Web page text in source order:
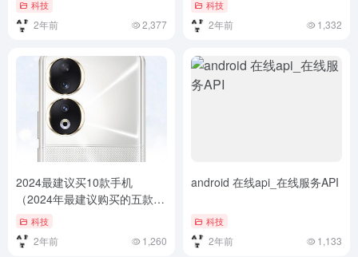
科技
2年前 2,377
科技
2年前 1,332
2024最建议买10款手机
（2024年最建议购买的五款手
机推荐）2024年最建议购买的
五款手机推荐
科技
2年前 1,260
android 在线api_在线服务API
科技
2年前 1,133